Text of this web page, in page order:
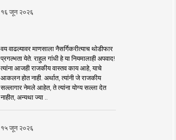
१६ जून २०२६
वय वाढल्यावर माणसाला नैसर्गिकरीत्याच थोडीफार
प्रगल्भता येते. राहुल गांधी हे या नियमालाही अपवाद!
त्यांना आजही राजकीय वास्तव काय आहे, याचे
आकलन होत नाही. अर्थात, त्यांनी जे राजकीय
सल्लागार नेमले आहेत, ते त्यांना योग्य सल्ला देत
नाहीत, अन्यथा ज्या ..
१५ जून २०२६